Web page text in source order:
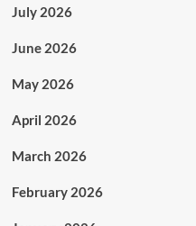
July 2026
June 2026
May 2026
April 2026
March 2026
February 2026